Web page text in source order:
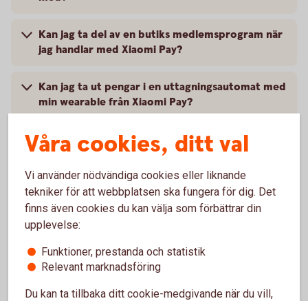
Kan jag ta del av en butiks medlemsprogram när
jag handlar med Xiaomi Pay?
Kan jag ta ut pengar i en uttagningsautomat med
min wearable från Xiaomi Pay?
Vad behöver jag göra om jag blivit av med min
wearable?
Jag har fått ett nytt kort, vad gör jag?
Vart vänder jag mig vid problem?
Våra cookies, ditt val
Vi använder nödvändiga cookies eller liknande
tekniker för att webbplatsen ska fungera för dig. Det
finns även cookies du kan välja som förbättrar din
upplevelse:
Funktioner, prestanda och statistik
Relevant marknadsföring
Du kan ta tillbaka ditt cookie-medgivande när du vill,